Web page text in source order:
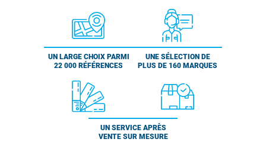
UN LARGE CHOIX PARMI
22 000 RÉFÉRENCES
UNE SÉLECTION DE
PLUS DE 160 MARQUES
UN SERVICE APRÈS
VENTE SUR MESURE